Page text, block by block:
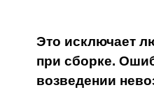
Это исключает
при сборке.
возведении